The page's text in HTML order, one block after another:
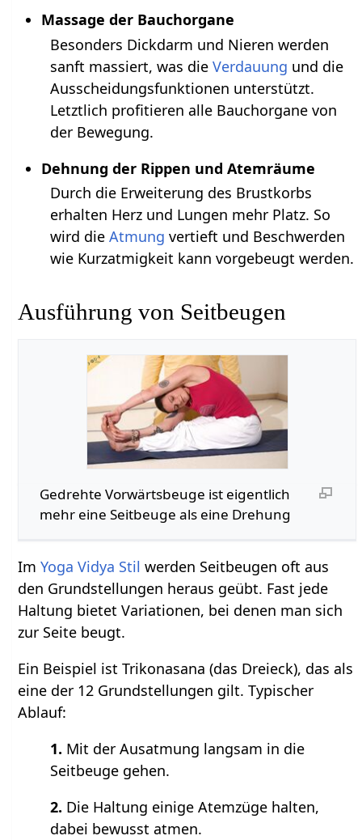
Massage der Bauchorgane
Besonders Dickdarm und Nieren werden
sanft massiert, was dieVerdauung und die
Ausscheidungsfunktionen unterstützt.
Letztlich profitieren alle Bauchorgane von
der Bewegung.
Dehnung der Rippen und Atemräume
Durch die Erweiterung des Brustkorbs
erhalten Herz und Lungen mehr Platz. So
wird dieAtmung vertieft und Beschwerden
wie Kurzatmigkeit kann vorgebeugt werden.
Ausführung von Seitbeugen
Gedrehte Vorwärtsbeuge ist eigentlich
mehr eine Seitbeuge als eine Drehung
ImYoga Vidya Stil werden Seitbeugen oft aus
den Grundstellungen heraus geübt. Fast jede
Haltung bietet Variationen, bei denen man sich
zur Seite beugt.
Ein Beispiel ist Trikonasana (das Dreieck), das als
eine der 12 Grundstellungen gilt. Typischer
Ablauf:
1. Mit der Ausatmung langsam in die
Seitbeuge gehen.
2. Die Haltung einige Atemzüge halten,
dabei bewusst atmen.